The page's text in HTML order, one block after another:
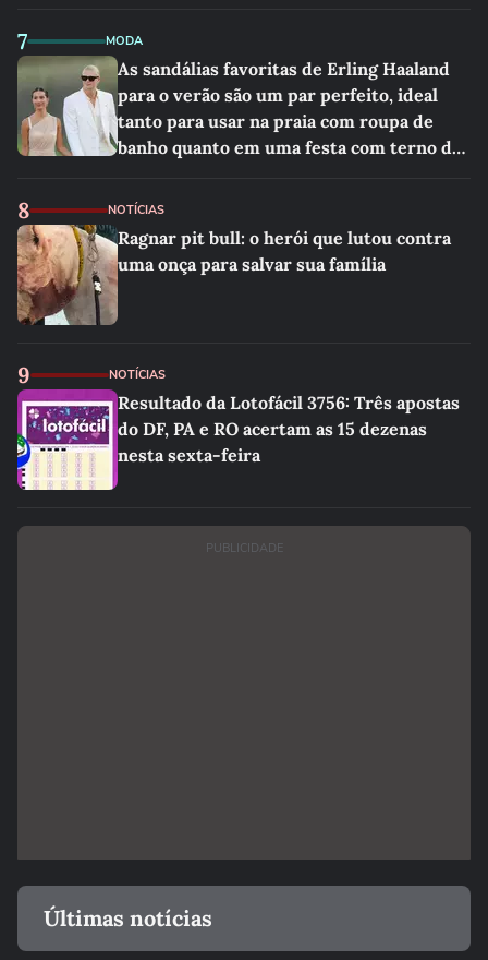
7 MODA
As sandálias favoritas de Erling Haaland
para o verão são um par perfeito, ideal
tanto para usar na praia com roupa de
banho quanto em uma festa com terno de
8 NOTÍCIAS
Ragnar pit bull: o herói que lutou contra
uma onça para salvar sua família
9 NOTÍCIAS
Resultado da Lotofácil 3756: Três apostas
do DF, PA e RO acertam as 15 dezenas
nesta sexta-feira
PUBLICIDADE
Últimas notícias